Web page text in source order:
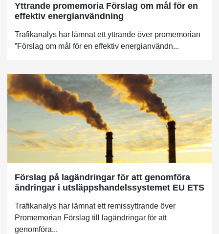
Yttrande promemoria Förslag om mål för en
effektiv energianvändning
Trafikanalys har lämnat ett yttrande över promemorian
”Förslag om mål för en effektiv energianvändn...
Förslag på lagändringar för att genomföra
ändringar i utsläppshandelssystemet EU ETS
Trafikanalys har lämnat ett remissyttrande över
Promemorian Förslag till lagändringar för att
genomföra...